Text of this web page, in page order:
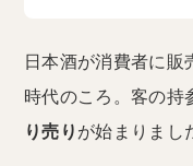
日本酒が消費者に販
時代のころ。客の持
り売り が始まりまし